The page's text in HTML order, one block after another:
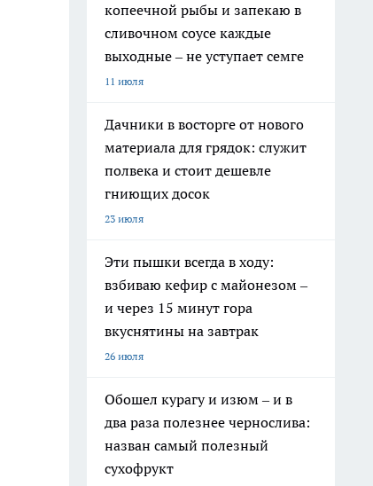
копеечной рыбы и запекаю в
сливочном соусе каждые
выходные – не уступает семге
11 июля
Дачники в восторге от нового
материала для грядок: служит
полвека и стоит дешевле
гниющих досок
23 июля
Эти пышки всегда в ходу:
взбиваю кефир с майонезом –
и через 15 минут гора
вкуснятины на завтрак
26 июля
Обошел курагу и изюм – и в
два раза полезнее чернослива:
назван самый полезный
сухофрукт